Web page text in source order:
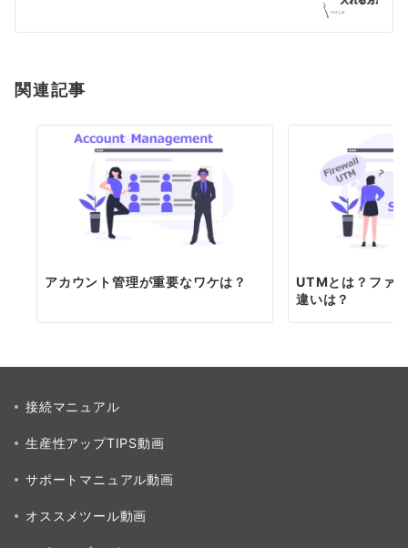
シ
ン
関連記事
アカウント管理が重要なワケは？
UTMとは？ファ
違いは？
接続マニュアル
生産性アップTIPS動画
サポートマニュアル動画
オススメツール動画